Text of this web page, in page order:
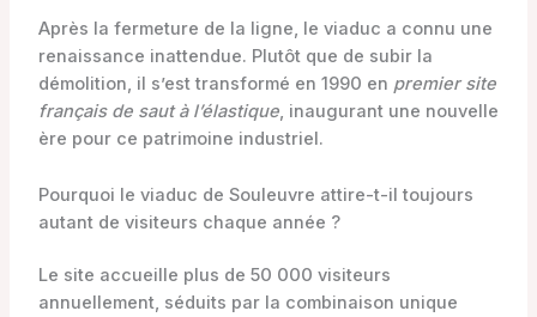
Après la fermeture de la ligne, le viaduc a connu une
renaissance inattendue. Plutôt que de subir la
démolition, il s’est transformé en 1990 en premier site
français de saut à l’élastique, inaugurant une nouvelle
ère pour ce patrimoine industriel.
Pourquoi le viaduc de Souleuvre attire-t-il toujours
autant de visiteurs chaque année ?
Le site accueille plus de 50 000 visiteurs
annuellement, séduits par la combinaison unique